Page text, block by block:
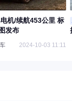
机/续航453公里 标
发布
2024-10-03 11:11